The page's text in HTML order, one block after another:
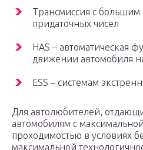
Трансмиссия с большим
придаточных чисел
HAS – автоматическая
движении автомобиля
ESS – системам
Для автолюбителей,
автомобилям с
проходимостью в условиях
максимальной